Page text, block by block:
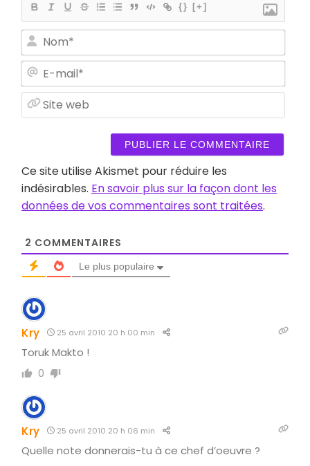
{} [+]
web
Ce site utilise Akismet pour réduire les
indésirables. En savoir plus sur la façon dont les
données de vos commentaires sont traitées.
2 COMMENTAIRES
Le plus populaire
Kry 25 avril 2010 20 h 00 min
Toruk Makto !
0
Kry 25 avril 2010 20 h 06 min
Quelle note donnerais-tu à ce chef d’oeuvre ?